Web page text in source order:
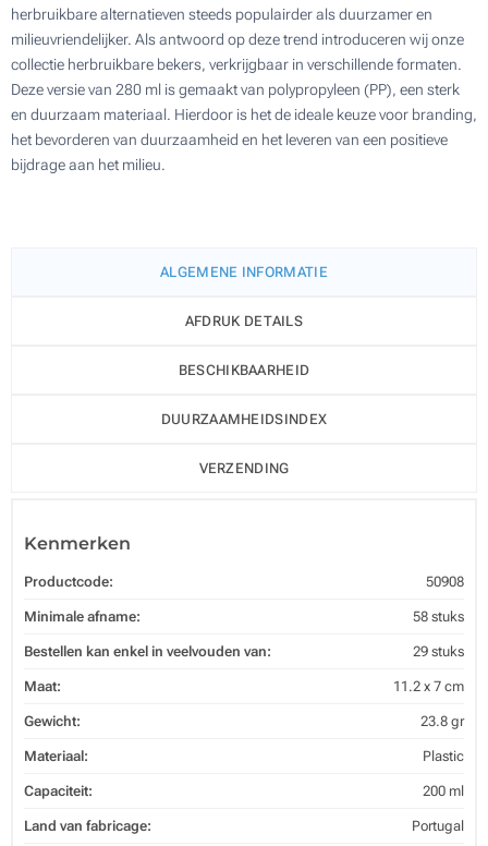
herbruikbare alternatieven steeds populairder als duurzamer en
milieuvriendelijker. Als antwoord op deze trend introduceren wij onze
collectie herbruikbare bekers, verkrijgbaar in verschillende formaten.
Deze versie van 280 ml is gemaakt van polypropyleen (PP), een sterk
en duurzaam materiaal. Hierdoor is het de ideale keuze voor branding,
het bevorderen van duurzaamheid en het leveren van een positieve
bijdrage aan het milieu.
ALGEMENE INFORMATIE
AFDRUK DETAILS
BESCHIKBAARHEID
DUURZAAMHEIDSINDEX
VERZENDING
Kenmerken
Productcode: 50908
Minimale afname: 58 stuks
Bestellen kan enkel in veelvouden van: 29 stuks
Maat: 11.2 x 7 cm
Gewicht: 23.8 gr
Materiaal: Plastic
Capaciteit: 200 ml
Land van fabricage: Portugal